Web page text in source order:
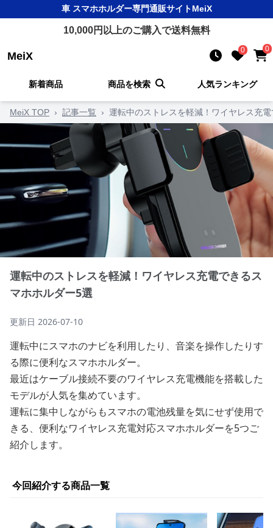
車 スマホホルダー専門通販サイトMeiX
10,000円以上のご購入で送料無料
MeiX 0 0
新着商品 商品を検索 人気ランキング
MeiX TOP › 記事一覧 › 運転中のストレスを軽減！ワイヤレス充
運転中のストレスを軽減！ワイヤレス充電できるス
マホホルダー5選
更新日 2026-07-10
運転中にスマホのナビを利用したり、音楽を操作したりす
る際に便利なスマホホルダー。
最近はケーブル接続不要のワイヤレス充電機能を搭載した
モデルが人気を集めています。
運転に集中しながらもスマホの電池残量を気にせず使用で
きる、便利なワイヤレス充電対応スマホホルダーを5つご
紹介します。
今回紹介する商品一覧